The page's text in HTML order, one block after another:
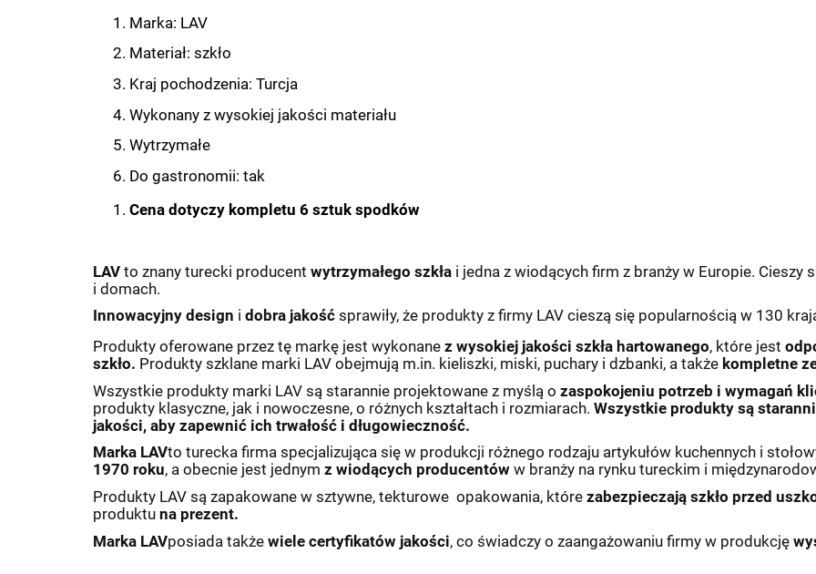
Marka: LAV
Materiał: szkło
Kraj pochodzenia: Turcja
Wykonany z wysokiej jakości materiału
Wytrzymałe
Do gastronomii: tak
Cena dotyczy kompletu 6 sztuk spodków
LAV to znany turecki producent wytrzymałego szkła i jedna z wiodących firm z branży w Europie.
i domach.
Innowacyjny design i dobra jakość sprawiły, że produkty z firmy LAV cieszą się popularnością w 130
Produkty oferowane przez tę markę jest wykonane z wysokiej jakości szkła hartowanego, które jest
szkło. Produkty szklane marki LAV obejmują m.in. kieliszki, miski, puchary i dzbanki, a także kompletne
Wszystkie produkty marki LAV są starannie projektowane z myślą o zaspokojeniu potrzeb i wymagań
produkty klasyczne, jak i nowoczesne, o różnych kształtach i rozmiarach. Wszystkie produkty są
jakości, aby zapewnić ich trwałość i długowieczność.
Marka LAVto turecka firma specjalizująca się w produkcji różnego rodzaju artykułów kuchennych i
1970 roku, a obecnie jest jednym z wiodących producentów w branży na rynku tureckim i
Produkty LAV są zapakowane w sztywne, tekturowe opakowania, które zabezpieczają szkło przed
produktu na prezent.
Marka LAVposiada także wiele certyfikatów jakości, co świadczy o zaangażowaniu firmy w produkcję